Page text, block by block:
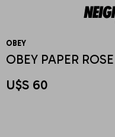
OBEY
OBEY PAPER ROSE
U$S 60